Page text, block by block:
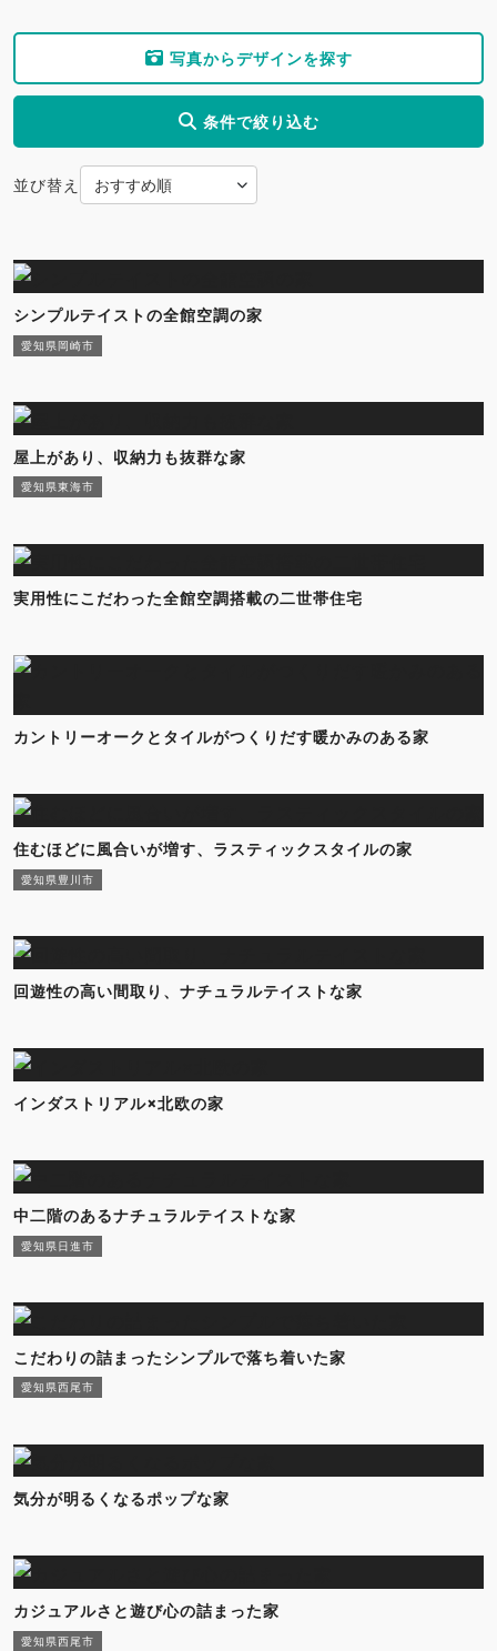
写真からデザインを探す
条件で絞り込む
並び替え
シンプルテイストの全館空調の家
愛知県岡崎市
屋上があり、収納力も抜群な家
愛知県東海市
実用性にこだわった全館空調搭載の二世帯住宅
カントリーオークとタイルがつくりだす暖かみのある家
住むほどに風合いが増す、ラスティックスタイルの家
愛知県豊川市
回遊性の高い間取り、ナチュラルテイストな家
インダストリアル×北欧の家
中二階のあるナチュラルテイストな家
愛知県日進市
こだわりの詰まったシンプルで落ち着いた家
愛知県西尾市
気分が明るくなるポップな家
カジュアルさと遊び心の詰まった家
愛知県西尾市